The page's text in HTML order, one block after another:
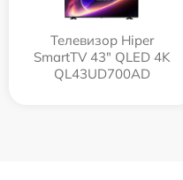
Телевизор Hiper
SmartTV 43" QLED 4K
QL43UD700AD